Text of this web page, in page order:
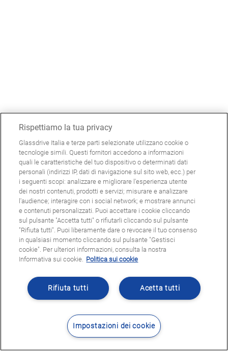
Rispettiamo la tua privacy
Glassdrive Italia e terze parti selezionate utilizzano cookie o
tecnologie simili. Questi fornitori accedono a informazioni
quali le caratteristiche del tuo dispositivo o determinati dati
personali (indirizzi IP, dati di navigazione sul sito web, ecc.) per
i seguenti scopi: analizzare e migliorare l'esperienza utente
dei nostri contenuti, prodotti e servizi; misurare e analizzare
l'audience; interagire con i social network; e mostrare annunci
e contenuti personalizzati. Puoi accettare i cookie cliccando
sul pulsante "Accetta tutti" o rifiutarli cliccando sul pulsante
"Rifiuta tutti". Puoi liberamente dare o revocare il tuo consenso
in qualsiasi momento cliccando sul pulsante "Gestisci
cookie". Per ulteriori informazioni, consulta la nostra
Informativa sui cookie. Politica sui cookie
Acetta tutti
Rifiuta tutti
Impostazioni dei cookie